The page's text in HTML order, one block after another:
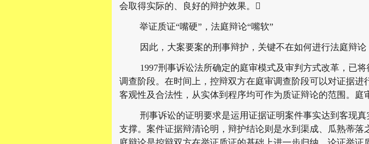
会取得实际的、良好的辩护效果。
举证质证“嘴硬”，法庭辩论“嘴软”
因此，大案要案的刑事辩护，关键不在如何进行法庭辩论
1997刑事诉讼法所确定的庭审模式及审判方式改革，已将
调查阶段。在时间上，控辩双方在庭审调查阶段可以对证据进
客观性及合法性，从实体到程序均可作为质证辩论的范围。庭
刑事诉讼的证明要求是运用证据证明案件事实达到客现真
支撑。案件证据辩清论明，辩护结论则是水到渠成、瓜熟蒂